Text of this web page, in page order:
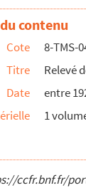
roman de
en 1 acte.
contenu
Cote
8-TMS-
Titre
Relevé
Date
entre
1
ccfr.bnf.fr/